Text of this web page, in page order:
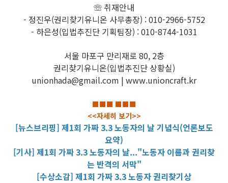
☏ 취재안내
- 정진우(권리찾기유니온 사무총장) : 010-2966-5752
- 하은성(입법추진단 기획팀장) : 010-8744-1031
서울 마포구 만리재로 80, 2층
권리찾기유니온(입법추진단 상황실)
unionhada@gmail.com | www.unioncraft.kr
■■■ ■■■
<<자세히 보기>>
[뉴스브리핑] 제1회 가짜 3.3 노동자의 날 기념식(언론보도
요약)
[기사] 제1회 가짜 3.3 노동자의 날..."노동자 이름과 권리찾
는 반격의 서막"
[수상소감] 제1회 가짜 3.3 노동자 권리찾기상